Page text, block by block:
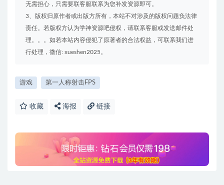
无需担心，只需要联客服联系为您补发资源即可。
3、版权归原作者或出版方所有，本站不对涉及的版权问题负法律
责任。若版权方认为学神资源吧侵权，请联系客服或发送邮件处
理。。。如若本站内容侵犯了原著者的合法权益，可联系我们进
行处理，微信: xueshen2025。
游戏 第一人称射击FPS
收藏 海报 链接